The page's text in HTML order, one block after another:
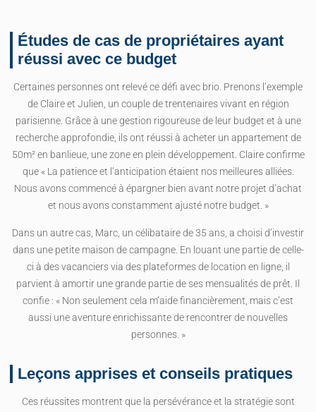
Études de cas de propriétaires ayant
réussi avec ce budget
Certaines personnes ont relevé ce défi avec brio. Prenons l’exemple
de Claire et Julien, un couple de trentenaires vivant en région
parisienne. Grâce à une gestion rigoureuse de leur budget et à une
recherche approfondie, ils ont réussi à acheter un appartement de
50m² en banlieue, une zone en plein développement. Claire confirme
que « La patience et l’anticipation étaient nos meilleures alliées.
Nous avons commencé à épargner bien avant notre projet d’achat
et nous avons constamment ajusté notre budget. »
Dans un autre cas, Marc, un célibataire de 35 ans, a choisi d’investir
dans une petite maison de campagne. En louant une partie de celle-
ci à des vacanciers via des plateformes de location en ligne, il
parvient à amortir une grande partie de ses mensualités de prêt. Il
confie : « Non seulement cela m’aide financièrement, mais c’est
aussi une aventure enrichissante de rencontrer de nouvelles
personnes. »
Leçons apprises et conseils pratiques
Ces réussites montrent que la persévérance et la stratégie sont